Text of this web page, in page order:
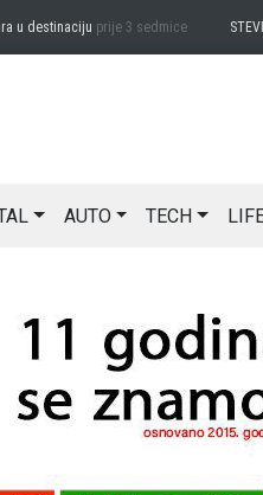
destinacijuprije 3 sedmice
AUTO TECH